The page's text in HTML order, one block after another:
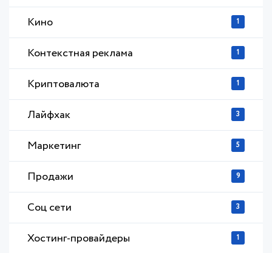
Кино 1
Контекстная реклама 1
Криптовалюта 1
Лайфхак 3
Маркетинг 5
Продажи 9
Соц сети 3
Хостинг-провайдеры 1